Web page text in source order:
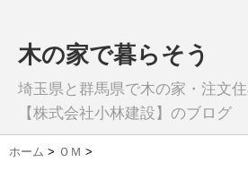
木の家で暮らそう
埼玉県と群馬県で木の家・注文
【株式会社小林建設】のブログ
ホーム > ＯＭ >